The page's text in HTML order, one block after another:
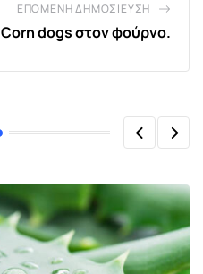
ΕΠΌΜΕΝΗ ΔΗΜΟΣΊΕΥΣΗ
Corn dogs στον φούρνο.